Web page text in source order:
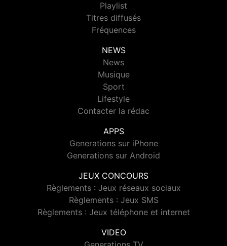
Playlist
Titres diffusés
Fréquences
NEWS
News
Musique
Sport
Lifestyle
Contacter la rédac
APPS
Generations sur iPhone
Generations sur Android
JEUX CONCOURS
Règlements : Jeux réseaux sociaux
Règlements : Jeux SMS
Règlements : Jeux téléphone et internet
VIDEO